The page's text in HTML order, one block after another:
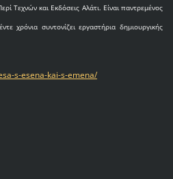
Τεχνών και Εκδόσεις Αλάτι. Είναι παντρεμένος
χρόνια συντονίζει εργαστήρια δημιουργικής
s-esena-kai-s-emena/